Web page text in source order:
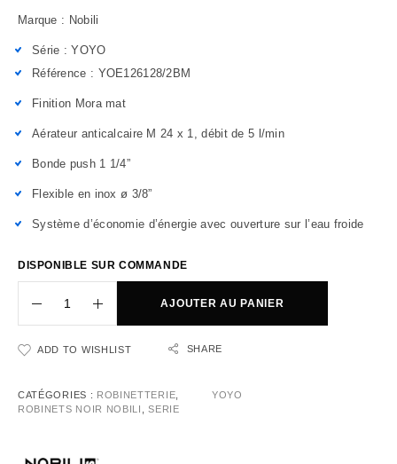
Marque : Nobili
Série : YOYO
Référence : YOE126128/2BM
Finition Mora mat
Aérateur anticalcaire M 24 x 1, débit de 5 l/min
Bonde push 1 1/4”
Flexible en inox ø 3/8”
Système d’économie d’énergie avec ouverture sur l’eau froide
DISPONIBLE SUR COMMANDE
AJOUTER AU PANIER
ADD TO WISHLIST SHARE
CATÉGORIES : ROBINETTERIE
ROBINETS NOIR NOBILI
,SERIE
YOYO